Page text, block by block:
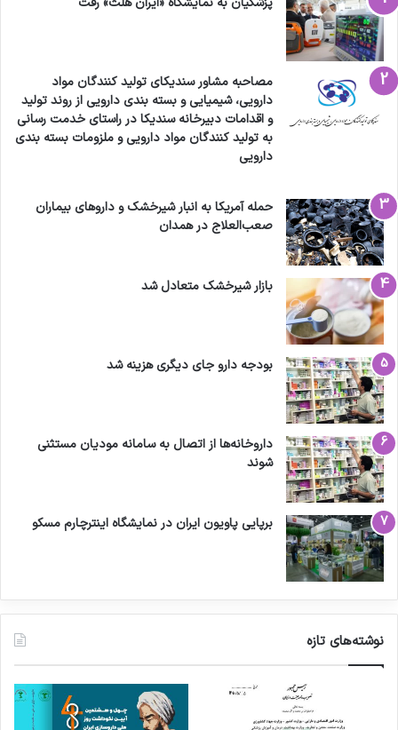
مصاحبه مشاور سندیکای تولید کنندگان مواد
دارویی، شیمیایی و بسته بندی دارویی از روند تولید
و اقدامات دبیرخانه سندیکا در راستای خدمت رسانی
به تولید کنندگان مواد دارویی و ملزومات بسته بندی
دارویی
حمله آمریکا به انبار شیرخشک و داروهای بیماران
صعب‌العلاج در همدان
بازار شیرخشک متعادل شد
بودجه دارو جای دیگری هزینه شد
داروخانه‌ها از اتصال به سامانه مودیان مستثنی
شوند
برپایی پاویون ایران در نمایشگاه اینترچارم مسکو
نوشته‌های تازه